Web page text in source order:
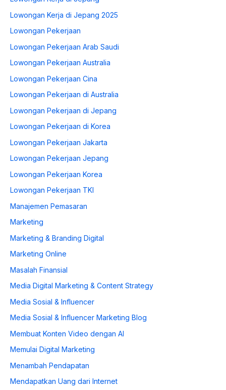
Lowongan Kerja di Jepang 2025
Lowongan Pekerjaan
Lowongan Pekerjaan Arab Saudi
Lowongan Pekerjaan Australia
Lowongan Pekerjaan Cina
Lowongan Pekerjaan di Australia
Lowongan Pekerjaan di Jepang
Lowongan Pekerjaan di Korea
Lowongan Pekerjaan Jakarta
Lowongan Pekerjaan Jepang
Lowongan Pekerjaan Korea
Lowongan Pekerjaan TKI
Manajemen Pemasaran
Marketing
Marketing & Branding Digital
Marketing Online
Masalah Finansial
Media Digital Marketing & Content Strategy
Media Sosial & Influencer
Media Sosial & Influencer Marketing Blog
Membuat Konten Video dengan AI
Memulai Digital Marketing
Menambah Pendapatan
Mendapatkan Uang dari Internet